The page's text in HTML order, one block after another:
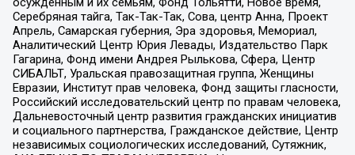
Серебряная тайга, Так-Так-Так, Сова, центр Анна, Проект
Апрель, Самарская губерния, Эра здоровья, Мемориал,
Аналитический Центр Юрия Левады, Издательство Парк
Гагарина, Фонд имени Андрея Рылькова, Сфера, Центр
СИБАЛЬТ, Уральская правозащитная группа, Женщины
Евразии, Институт прав человека, Фонд защиты гласности,
Российский исследовательский центр по правам человека,
Дальневосточный центр развития гражданских инициатив
и социального партнерства, Гражданское действие, Центр
независимых социологических исследований, Сутяжник,